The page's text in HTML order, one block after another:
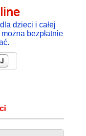
dzieci i całej
bezpłatnie